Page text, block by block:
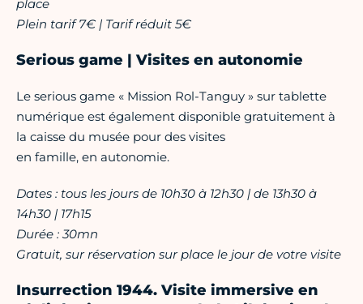
place
Plein tarif 7€ | Tarif réduit 5€
Serious game | Visites en autonomie
Le serious game « Mission Rol-Tanguy » sur tablette
numérique est également disponible gratuitement à
la caisse du musée pour des visites
en famille, en autonomie.
Dates : tous les jours de 10h30 à 12h30 | de 13h30 à
14h30 | 17h15
Durée : 30mn
Gratuit, sur réservation sur place le jour de votre visite
Insurrection 1944. Visite immersive en